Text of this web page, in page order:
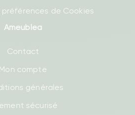
préférences de Cookies
Ameublea
Contact
Mon compte
générales
sécurisé